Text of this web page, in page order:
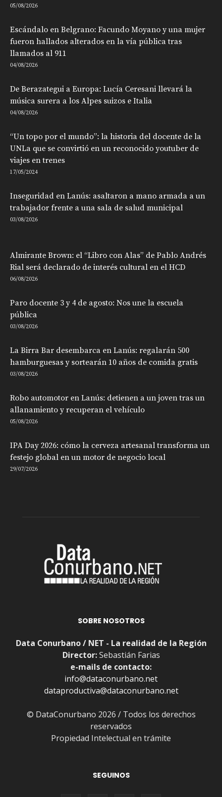
05/08/2026
Escándalo en Belgrano: Facundo Moyano y una mujer
fueron hallados alterados en la vía pública tras
llamados al 911
04/08/2026
De Berazategui a Europa: Lucía Ceresani llevará la
música surera a los Alpes suizos e Italia
04/08/2026
“Un topo por el mundo”: la historia del docente de la
UNLa que se convirtió en un reconocido youtuber de
viajes en trenes
17/05/2024
Inseguridad en Lanús: asaltaron a mano armada a un
trabajador frente a una sala de salud municipal
03/08/2026
Almirante Brown: el “Libro con Alas” de Pablo Andrés
Rial será declarado de interés cultural en el HCD
06/08/2026
Paro docente 3 y 4 de agosto: Nos une la escuela
pública
03/08/2026
La Birra Bar desembarca en Lanús: regalarán 500
hamburguesas y sortearán 10 años de comida gratis
03/08/2026
Robo automotor en Lanús: detienen a un joven tras un
allanamiento y recuperan el vehículo
05/08/2026
IPA Day 2026: cómo la cerveza artesanal transforma un
festejo global en un motor de negocio local
29/07/2026
SOBRE NOSOTROS
Data Conurbano / NET - La realidad de la Región
Director:Sebastián Farias
e-mails de contacto:
info@dataconurbano.net
dataproductiva@dataconurbano.net
© DataConurbano 2026 / Todos los derechos
reservados
Propiedad Intelectual en trámite
SEGUINOS